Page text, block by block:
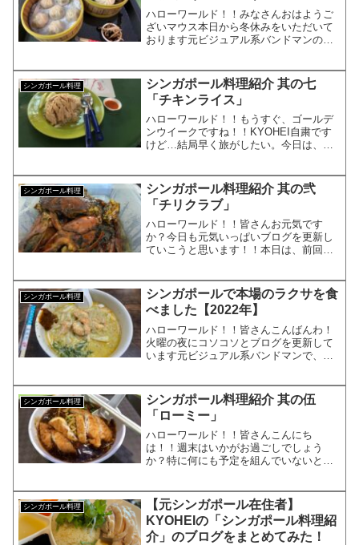
ハローワールド！！みなさんおはようご
ざいマウス本日から冬休みをいただいて
おります元ビジュアル系バンドマンの
ポール料理の紹介をしていこうかと思い
ます。おすすめのシ...
シンガポール料理
シンガポール料理紹介 其の七
「チキンライス」
ハローワールド！！もうすぐ、ゴールデ
ンウイークですね！！KYOHEI自粛です
けど…結局早く旅がしたい。今日は、皆
す。第七弾です。シンガポールチキンラ
イス前回の本格的なカ...
シンガポール料理
シンガポール料理紹介 其の弐
「チリクラブ」
ハローワールド！！皆さんお元気です
か？今日も元気いっぱいブログを更新し
ていこうと思います！！本日は、前回に
シンガポール料理「チリクラブ」という
名を聞いたことがありますか...
シンガポール料理
シンガポールで本場のラクサを食
べました【2022年】
ハローワールド！！皆さんこんばんわ！
火曜の夜にコソコソとブログを更新して
います元ビジュアル系バンドマンで、現
す！本日は、先日夏休みで行ったシンガ
ポールの食べ物を...
シンガポール料理
シンガポール料理紹介 其の伍
「ローミー」
ハローワールド！！皆さんこんにち
は！！週末はいかがお過ごしでしょう
か？特に何にも予定を組んでいないと週
ないですか？図星。。。ということで、
今週は、シンガポール料理特集集です...
シンガポール料理
【元シンガポール在住者】
KYOHEIの「シンガポール料理紹
介」のブログをまとめてみた！